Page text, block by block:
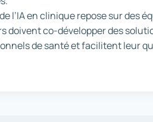
l’IA en clinique repose sur des
doivent co-développer des
de santé et facilitent leur